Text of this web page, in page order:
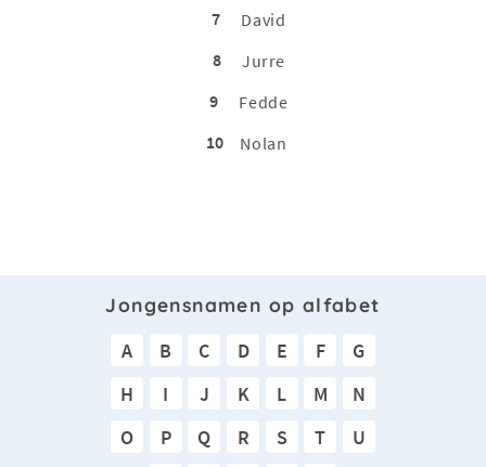
7
David
8
Jurre
9
Fedde
10
Nolan
Jongensnamen op alfabet
A B C D E F
G
H
I J K L M
N
O
P Q R S T
U